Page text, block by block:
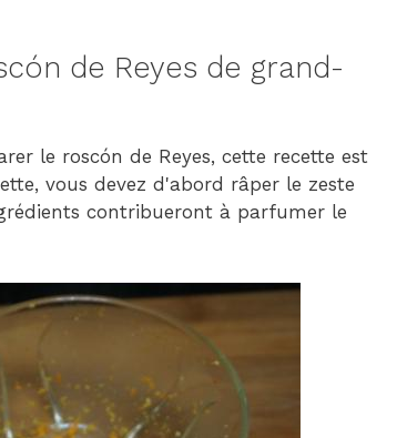
de Reyes de grand-
le roscón de Reyes, cette recette est
vous devez d'abord râper le zeste
contribueront à parfumer le